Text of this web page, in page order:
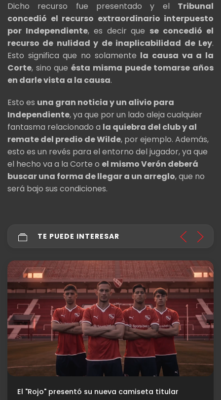
Dicho recurso fue presentado y el Tribunal
concedió el recurso extraordinario interpuesto
por Independiente, es decir que se concedió el
recurso de nulidad y de inaplicabilidad de Ley.
Esto significa que no solamente la causa va a la
Corte, sino queésta misma puede tomarse años
en darle vista a la causa.
Esto es una gran noticia y un alivio para
Independiente, ya que por un lado aleja cualquier
fantasma relacionado a la quiebra del club y al
remate del predio de Wilde, por ejemplo. Además,
esto es un revés para el entorno del jugador, ya que
el hecho va a la Corte o el mismo Verón deberá
buscar una forma de llegar a un arreglo, que no
será bajo sus condiciones.
TE PUEDE INTERESAR
El "Rojo" presentó su nueva camiseta titular